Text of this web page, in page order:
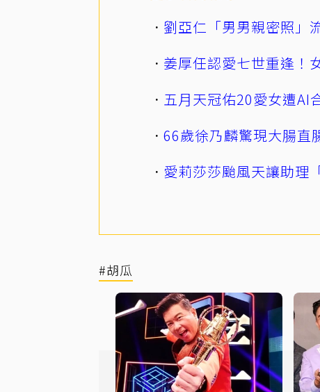
劉亞仁「男男親密照」
姜厚任認愛七世重逢
五月天冠佑20愛女遭
66歲徐乃麟驚現大腸
愛莉莎莎颱風天讓助
#胡瓜